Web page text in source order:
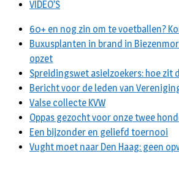
VIDEO’S
60+ en nog zin om te voetballen?
Buxusplanten in brand in
opzet
Spreidingswet asielzoekers: hoe zit
Bericht voor de leden van
Valse collecte KVW
Oppas gezocht voor onze twee
Een bijzonder en geliefd toernooi
Vught moet naar Den Haag: geen